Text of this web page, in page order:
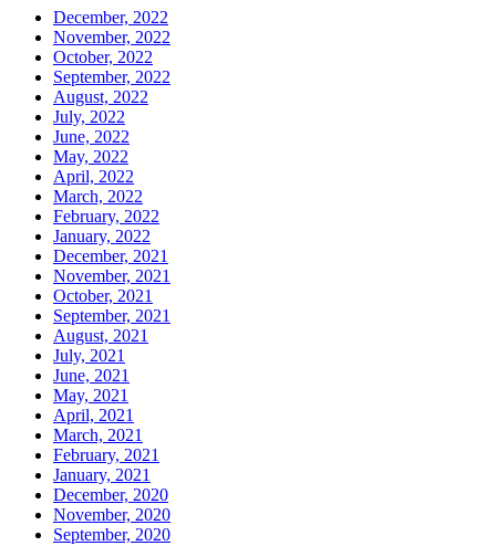
December, 2022
November, 2022
October, 2022
September, 2022
August, 2022
July, 2022
June, 2022
May, 2022
April, 2022
March, 2022
February, 2022
January, 2022
December, 2021
November, 2021
October, 2021
September, 2021
August, 2021
July, 2021
June, 2021
May, 2021
April, 2021
March, 2021
February, 2021
January, 2021
December, 2020
November, 2020
September, 2020